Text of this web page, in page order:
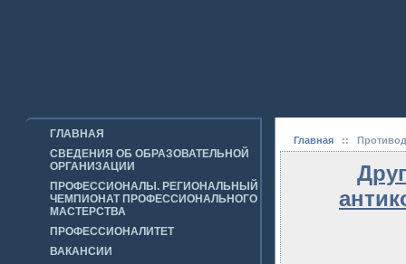
ГЛАВНАЯ
СВЕДЕНИЯ ОБ ОБРАЗОВАТЕЛЬНОЙ
ОРГАНИЗАЦИИ
ПРОФЕССИОНАЛЫ. РЕГИОНАЛЬНЫЙ
ЧЕМПИОНАТ ПРОФЕССИОНАЛЬНОГО
МАСТЕРСТВА
ПРОФЕССИОНАЛИТЕТ
ВАКАНСИИ
Главная::